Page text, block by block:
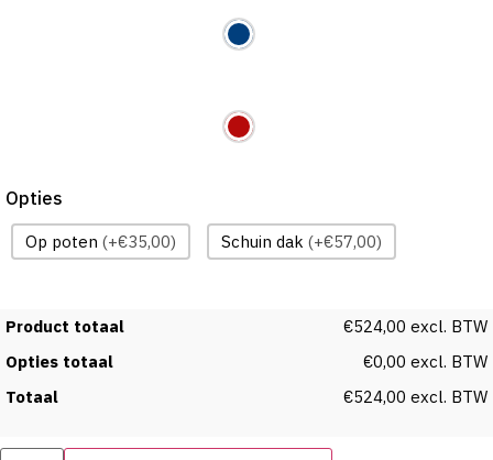
Opties
Op poten (+€35,00) Schuin dak (+€57,00)
Product totaal
€524,00 excl. BTW
Opties totaal
€0,00 excl. BTW
Totaal
€524,00 excl. BTW